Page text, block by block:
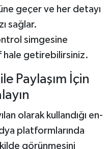
geçer ve her detayı
sağlar.
simgesine
hale getirebilirsiniz.
Paylaşım İçin
olarak kullandığı en-
platformlarında
görünmesini